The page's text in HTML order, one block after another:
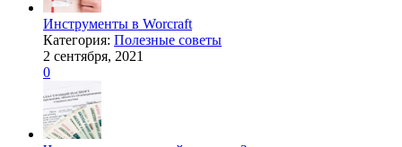
Инструменты в Worcraft
Категория: Полезные советы
2 сентября, 2021
0